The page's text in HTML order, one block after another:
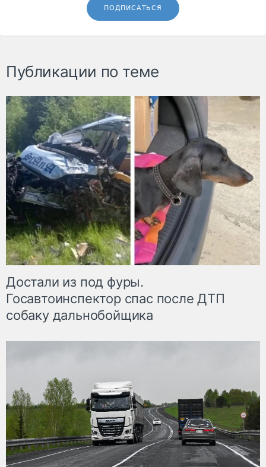
ПОДПИСАТЬСЯ
Публикации по теме
Достали из под фуры.
Госавтоинспектор спас после ДТП
собаку дальнобойщика